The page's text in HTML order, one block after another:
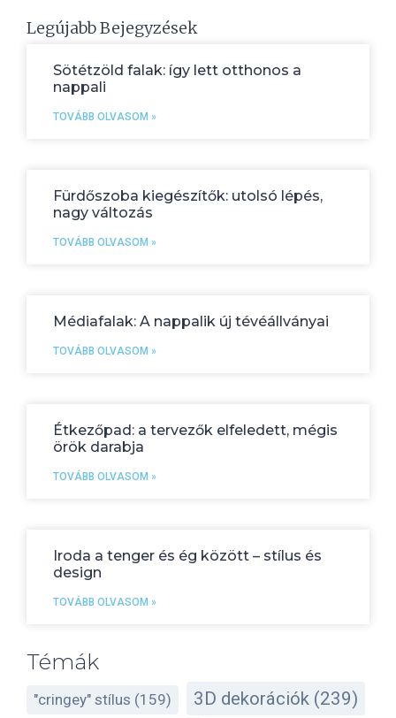
Legújabb Bejegyzések
Sötétzöld falak: így lett otthonos a
nappali
TOVÁBB OLVASOM »
Fürdőszoba kiegészítők: utolsó lépés,
nagy változás
TOVÁBB OLVASOM »
Médiafalak: A nappalik új tévéállványai
TOVÁBB OLVASOM »
Étkezőpad: a tervezők elfeledett, mégis
örök darabja
TOVÁBB OLVASOM »
Iroda a tenger és ég között – stílus és
design
TOVÁBB OLVASOM »
Témák
"cringey" stílus (159) 3D dekorációk (239)